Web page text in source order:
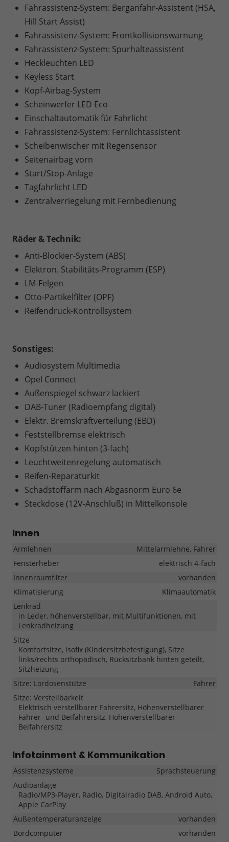
Fahrassistenz-System: Berganfahr-Assistent (HSA,
Hill Start Assist)
Fahrassistenz-System: Frontkollisionswarnung
Fahrassistenz-System: Spurhalteassistent
Heckleuchten LED
Keyless Start
Kopf-Airbag-System
Scheinwerfer LED Eco
Einschaltautomatik für Fahrlicht
Fahrassistenz-System: Fernlichtassistent
Scheibenwischer mit Regensensor
Seitenairbag vorn
Start/Stop-Anlage
Tagfahrlicht LED
Zentralverriegelung mit Fernbedienung
Räder & Technik:
Anti-Blockier-System (ABS)
Elektron. Stabilitäts-Programm (ESP)
LM-Felgen
Otto-Partikelfilter (OPF)
Reifendruck-Kontrollsystem
Sonstiges:
Audiosystem Multimedia
Opel Connect
Außenspiegel schwarz lackiert
DAB-Tuner (Radioempfang digital)
Elektr. Bremskraftverteilung (EBD)
Feststellbremse elektrisch
Kopfstützen hinten (3-fach)
Leuchtweitenregelung automatisch
Reifen-Reparaturkit
Schadstoffarm nach Abgasnorm Euro 6e
Steckdose (12V-Anschluß) in Mittelkonsole
Innen
Armlehnen
Mittelarmlehne, Fahrer
Fensterheber
elektrisch 4-fach
Innenraumfilter
vorhanden
Klimatisierung
Klimaautomatik
Lenkrad
in Leder, höhenverstellbar, mit Multifunktionen, mit
Lenkradheizung
Sitze
Komfortsitze, Isofix (Kindersitzbefestigung), Sitze
links/rechts orthopädisch, Rücksitzbank hinten geteilt,
Sitzheizung
Sitze: Lordosenstütze
Fahrer
Sitze: Verstellbarkeit
Elektrisch verstellbarer Fahrersitz, Höhenverstellbarer
Fahrer- und Beifahrersitz, Höhenverstellbarer
Beifahrersitz
Infotainment & Kommunikation
Assistenzsysteme
Sprachsteuerung
Audioanlage
Radio/MP3-Player, Radio, Digitalradio DAB, Android Auto,
Apple CarPlay
Außentemperaturanzeige
vorhanden
Bordcomputer
vorhanden